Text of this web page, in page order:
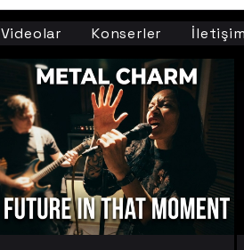
Videolar Konserler İletişim